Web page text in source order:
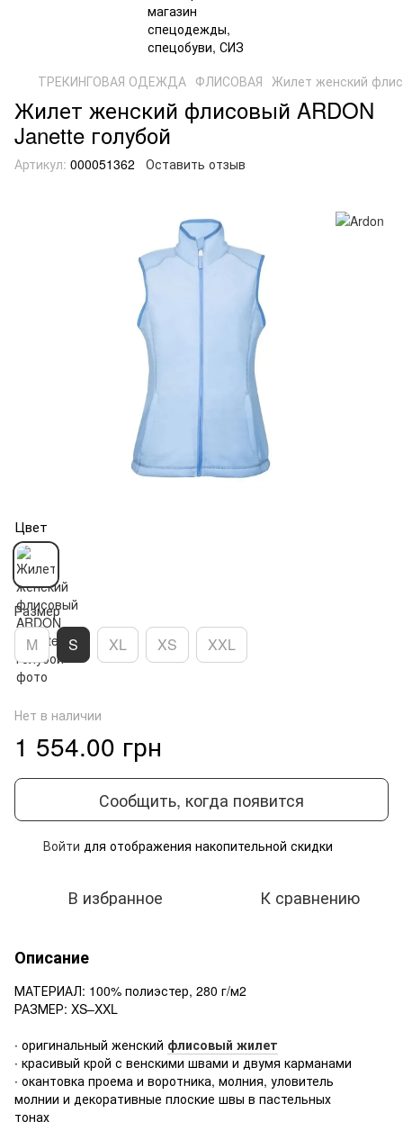
ТРЕКИНГОВАЯ ОДЕЖДА ФЛИСОВАЯ Жилет женский
Жилет женский флисовый ARDON
Janette голубой
Артикул: 000051362 Оставить отзыв
Цвет
Размер
M S XL XS XXL
Нет в наличии
1 554.00 грн
Сообщить, когда появится
Войти для отображения накопительной скидки
В избранное К сравнению
Описание
МАТЕРИАЛ: 100% полиэстер, 280 г/м2
РАЗМЕР: XS–XXL
∙ оригинальный женский флисовый жилет
∙ красивый крой с венскими швами и двумя карманами
∙ окантовка проема и воротника, молния, уловитель
молнии и декоративные плоские швы в пастельных
тонах